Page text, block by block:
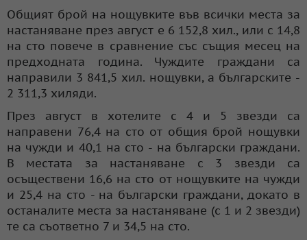
Общият брой на нощувките във всички места за
настаняване през август е 6 152,8 хил., или с 14,8
на сто повече в сравнение със същия месец на
предходната година. Чуждите граждани са
направили 3 841,5 хил. нощувки, а българските -
2 311,3 хиляди.
През август в хотелите с 4 и 5 звезди са
направени 76,4 на сто от общия брой нощувки
на чужди и 40,1 на сто - на български граждани.
В местата за настаняване с 3 звезди са
осъществени 16,6 на сто от нощувките на чужди
и 25,4 на сто - на български граждани, докато в
останалите места за настаняване (с 1 и 2 звезди)
те са съответно 7 и 34,5 на сто.